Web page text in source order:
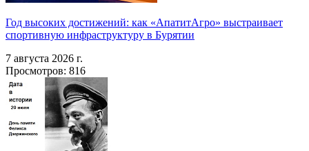
Год высоких достижений: как «АпатитАгро» выстраивает
спортивную инфраструктуру в Бурятии
7 августа 2026 г.
Просмотров: 816